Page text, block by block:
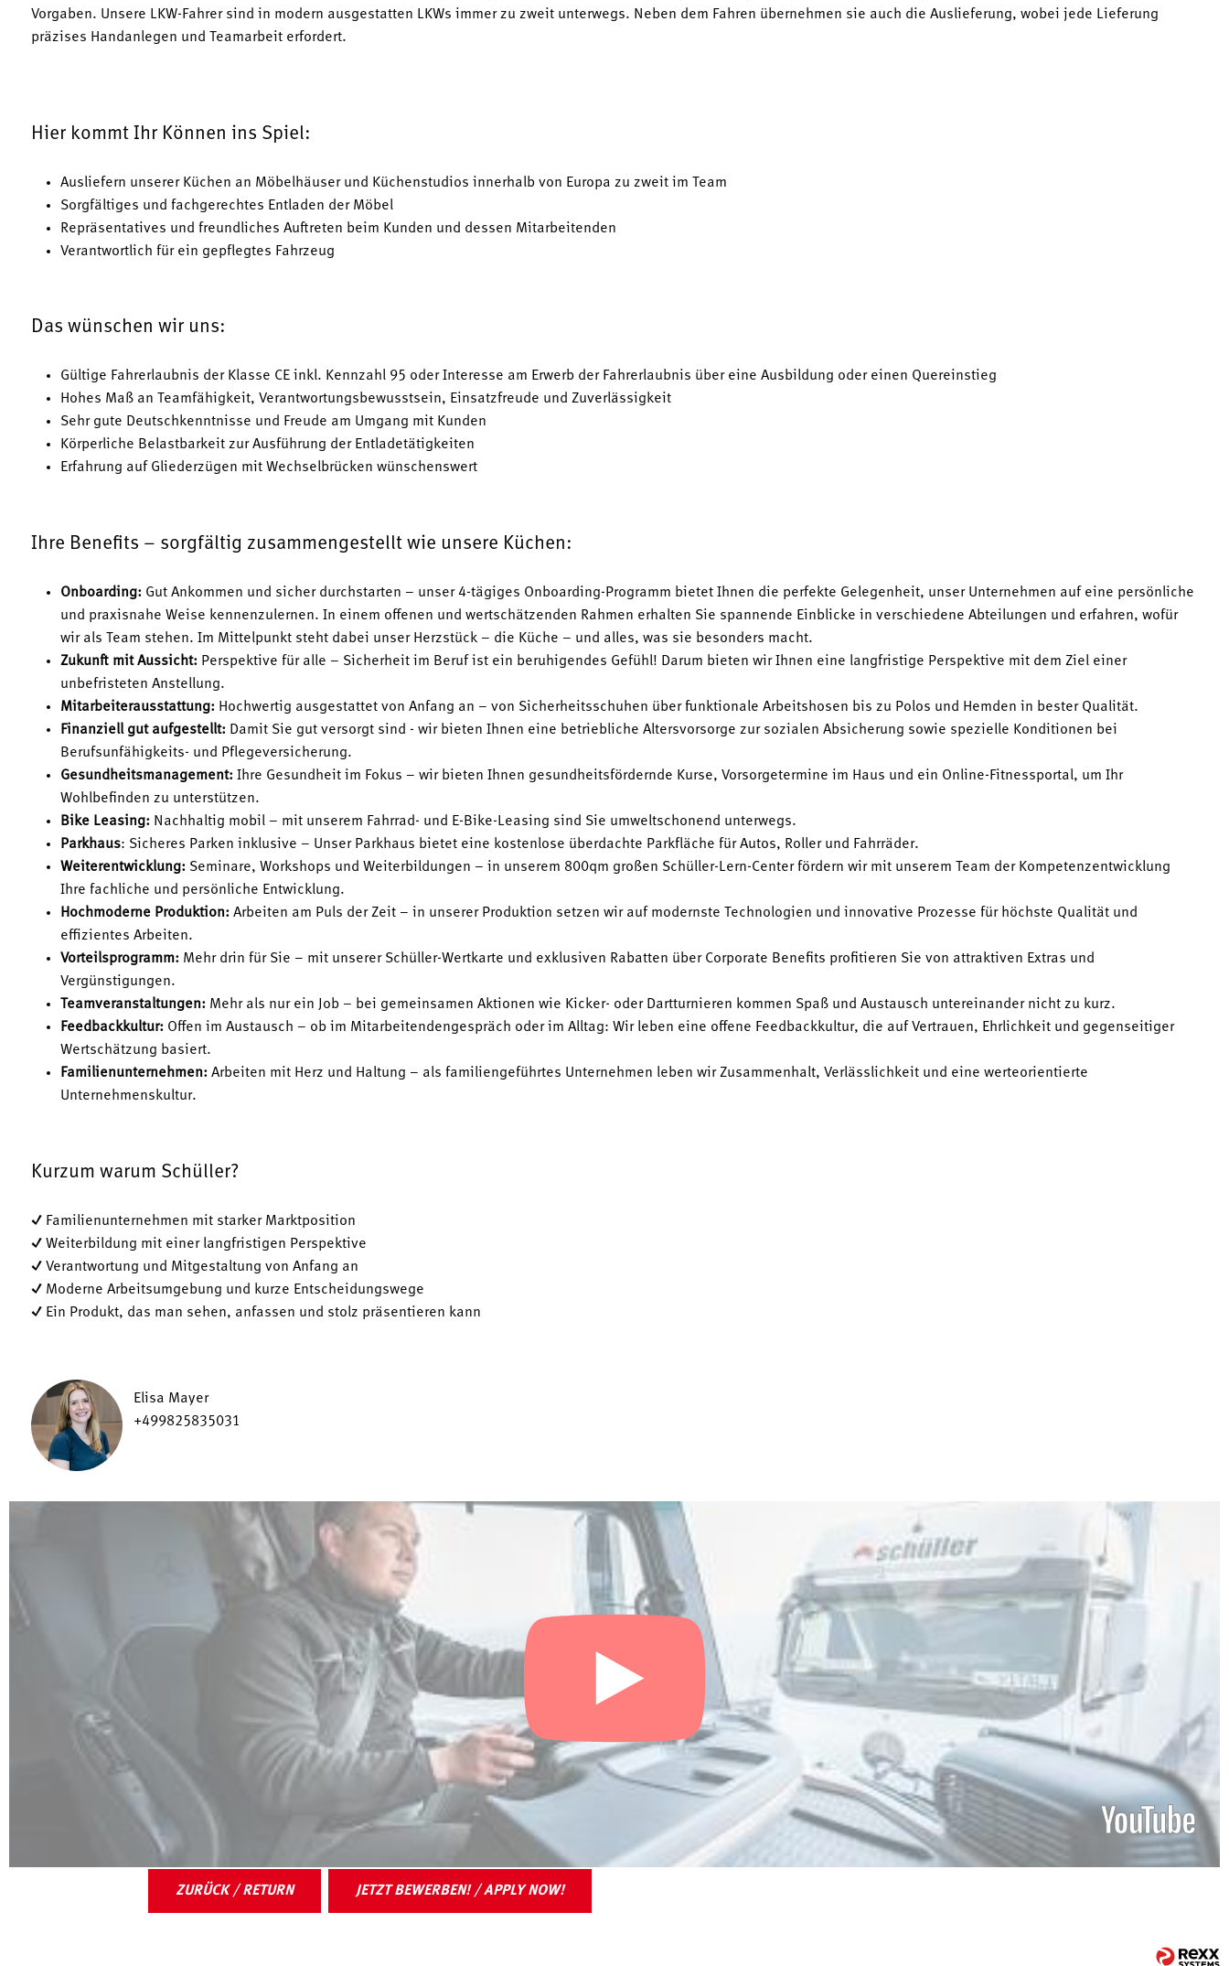
Vorgaben. Unsere LKW-Fahrer sind in modern ausgestatten LKWs immer zu zweit unterwegs. Neben dem Fahren übernehmen sie auch die Auslieferung, wobei jede Lieferung
präzises Handanlegen und Teamarbeit erfordert.
Hier kommt Ihr Können ins Spiel:
Ausliefern unserer Küchen an Möbelhäuser und Küchenstudios innerhalb von Europa zu zweit im Team
Sorgfältiges und fachgerechtes Entladen der Möbel
Repräsentatives und freundliches Auftreten beim Kunden und dessen Mitarbeitenden
Verantwortlich für ein gepflegtes Fahrzeug
Das wünschen wir uns:
Gültige Fahrerlaubnis der Klasse CE inkl. Kennzahl 95 oder Interesse am Erwerb der Fahrerlaubnis über eine Ausbildung oder einen Quereinstieg
Hohes Maß an Teamfähigkeit, Verantwortungsbewusstsein, Einsatzfreude und Zuverlässigkeit
Sehr gute Deutschkenntnisse und Freude am Umgang mit Kunden
Körperliche Belastbarkeit zur Ausführung der Entladetätigkeiten
Erfahrung auf Gliederzügen mit Wechselbrücken wünschenswert
Ihre Benefits – sorgfältig zusammengestellt wie unsere Küchen:
Onboarding: Gut Ankommen und sicher durchstarten – unser 4-tägiges Onboarding-Programm bietet Ihnen die perfekte Gelegenheit, unser Unternehmen auf eine persönliche
und praxisnahe Weise kennenzulernen. In einem offenen und wertschätzenden Rahmen erhalten Sie spannende Einblicke in verschiedene Abteilungen und erfahren, wofür
wir als Team stehen. Im Mittelpunkt steht dabei unser Herzstück – die Küche – und alles, was sie besonders macht.
Zukunft mit Aussicht: Perspektive für alle – Sicherheit im Beruf ist ein beruhigendes Gefühl! Darum bieten wir Ihnen eine langfristige Perspektive mit dem Ziel einer
unbefristeten Anstellung.
Mitarbeiterausstattung: Hochwertig ausgestattet von Anfang an – von Sicherheitsschuhen über funktionale Arbeitshosen bis zu Polos und Hemden in bester Qualität.
Finanziell gut aufgestellt: Damit Sie gut versorgt sind - wir bieten Ihnen eine betriebliche Altersvorsorge zur sozialen Absicherung sowie spezielle Konditionen bei
Berufsunfähigkeits- und Pflegeversicherung.
Gesundheitsmanagement: Ihre Gesundheit im Fokus – wir bieten Ihnen gesundheitsfördernde Kurse, Vorsorgetermine im Haus und ein Online-Fitnessportal, um Ihr
Wohlbefinden zu unterstützen.
Bike Leasing: Nachhaltig mobil – mit unserem Fahrrad- und E-Bike-Leasing sind Sie umweltschonend unterwegs.
Parkhaus: Sicheres Parken inklusive – Unser Parkhaus bietet eine kostenlose überdachte Parkfläche für Autos, Roller und Fahrräder.
Weiterentwicklung: Seminare, Workshops und Weiterbildungen – in unserem 800qm großen Schüller-Lern-Center fördern wir mit unserem Team der Kompetenzentwicklung
Ihre fachliche und persönliche Entwicklung.
Hochmoderne Produktion: Arbeiten am Puls der Zeit – in unserer Produktion setzen wir auf modernste Technologien und innovative Prozesse für höchste Qualität und
effizientes Arbeiten.
Vorteilsprogramm: Mehr drin für Sie – mit unserer Schüller-Wertkarte und exklusiven Rabatten über Corporate Benefits profitieren Sie von attraktiven Extras und
Vergünstigungen.
Teamveranstaltungen: Mehr als nur ein Job – bei gemeinsamen Aktionen wie Kicker- oder Dartturnieren kommen Spaß und Austausch untereinander nicht zu kurz.
Feedbackkultur: Offen im Austausch – ob im Mitarbeitendengespräch oder im Alltag: Wir leben eine offene Feedbackkultur, die auf Vertrauen, Ehrlichkeit und gegenseitiger
Wertschätzung basiert.
Familienunternehmen: Arbeiten mit Herz und Haltung – als familiengeführtes Unternehmen leben wir Zusammenhalt, Verlässlichkeit und eine werteorientierte
Unternehmenskultur.
Kurzum warum Schüller?
✓ Familienunternehmen mit starker Marktposition
✓ Weiterbildung mit einer langfristigen Perspektive
✓ Verantwortung und Mitgestaltung von Anfang an
✓ Moderne Arbeitsumgebung und kurze Entscheidungswege
✓ Ein Produkt, das man sehen, anfassen und stolz präsentieren kann
Elisa Mayer
+499825835031
ZURÜCK / RETURN JETZT BEWERBEN! / APPLY NOW!